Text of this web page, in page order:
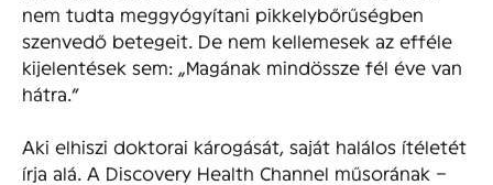
nem tudta meggyógyítani pikkelybőrűségben
szenvedő betegeit. De nem kellemesek az efféle
kijelentések sem: „Magának mindössze fél éve van
hátra.”
Aki elhiszi doktorai károgását, saját halálos ítéletét
írja alá. A Discovery Health Channel műsorának –